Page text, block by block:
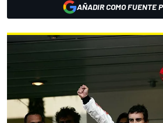
AÑADIR COMO FUENTE